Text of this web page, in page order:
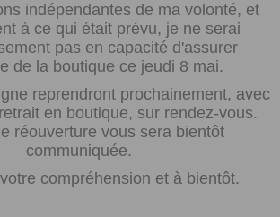
indépendantes de ma volonté, et
à ce qui était prévu, je ne serai
pas en capacité d'assurer
de la boutique ce jeudi 8 mai.
reprendront prochainement, avec
en boutique, sur rendez-vous.
réouverture vous sera bientôt
communiquée.
compréhension et à bientôt.